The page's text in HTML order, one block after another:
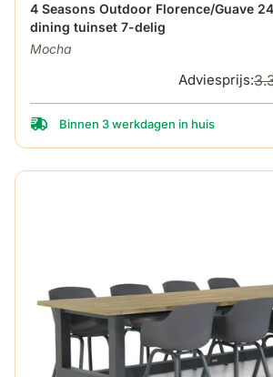
4 Seasons Outdoor Florence/Guave
dining tuinset 7-delig
Mocha
De prijs is afhankelijk van de
Adviesprijs:
Binnen 3 werkdagen in huis